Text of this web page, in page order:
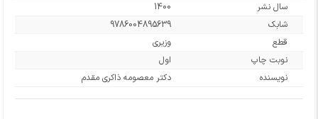
سال نشر
1400
شابک
9786004895639
قطع
وزیری
نوبت چاپ
اول
نویسنده
دکتر معصومه ذاکری مقدم